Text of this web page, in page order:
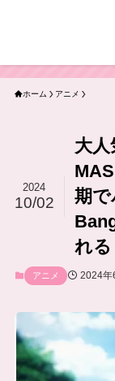
ホーム アニメ
大
期
れる
2024
10/02
アニメ 2024年